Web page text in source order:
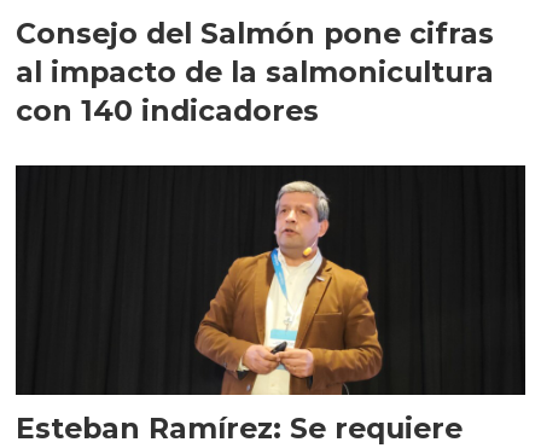
Consejo del Salmón pone cifras
al impacto de la salmonicultura
con 140 indicadores
Esteban Ramírez: Se requiere